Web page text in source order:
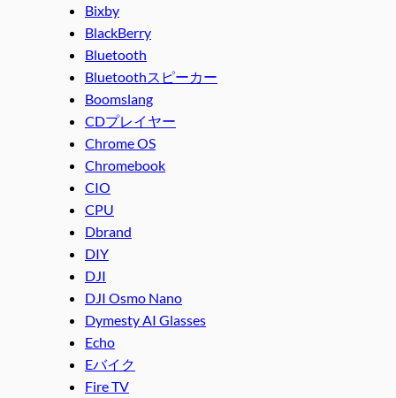
Bixby
BlackBerry
Bluetooth
Bluetoothスピーカー
Boomslang
CDプレイヤー
Chrome OS
Chromebook
CIO
CPU
Dbrand
DIY
DJI
DJI Osmo Nano
Dymesty AI Glasses
Echo
Eバイク
Fire TV